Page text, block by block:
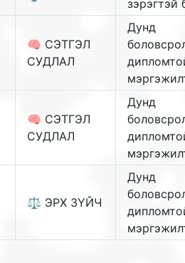
зэрэгтэй
🧠 СЭТГЭЛ
СУДЛАЛ
Дунд
🧠 СЭТГЭЛ
СУДЛАЛ
Дунд
⚖️ ЭРХ ЗҮЙЧ
Дунд